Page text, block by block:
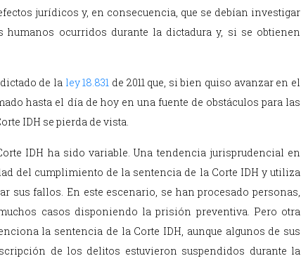
jurídicos y, en consecuencia, que se debían investigar
ocurridos durante la dictadura y, si se obtienen
de la ley 18.831 de 2011 que, si bien quiso avanzar en el
hasta el día de hoy en una fuente de obstáculos para las
IDH se pierda de vista.
IDH ha sido variable. Una tendencia jurisprudencial en
del cumplimiento de la sentencia de la Corte IDH y utiliza
sus fallos. En este escenario, se han procesado personas,
casos disponiendo la prisión preventiva. Pero otra
la sentencia de la Corte IDH, aunque algunos de sus
de los delitos estuvieron suspendidos durante la